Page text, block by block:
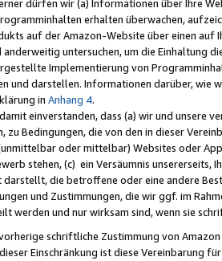
dürfen wir (a) Informationen über Ihre
erhalten überwachen,
auf der Amazon-Website über einen
untersuchen, um die Einhaltung
Implementierung von
und darstellen. Informationen darüber, wie
in Anhang 4.
einverstanden, dass (a) wir und
zu Bedingungen, die von den in dieser
oder mittelbar) Websites oder
stehen, (c) ein Versäumnis unsererseits,
darstellt, die betroffene oder eine andere
und Zustimmungen, die wir ggf. im
werden und nur wirksam sind, wenn sie
schriftliche Zustimmung von
Einschränkung ist diese Vereinbarung